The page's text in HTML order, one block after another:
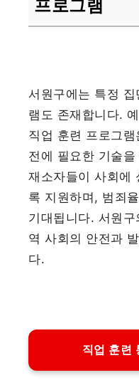
프로그램
서원구에는 특정
램도 존재합니다.
직업 훈련 프로그
전에 필요한 기술
재소자들이 사회에
록 지원하며, 범죄
기대됩니다. 서원
역 사회의 안전과
다.
직업 훈련